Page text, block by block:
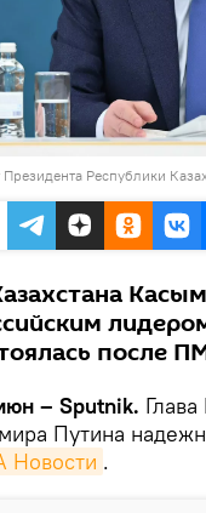
Республики
после
– Sputnik.
Путина
Новости .